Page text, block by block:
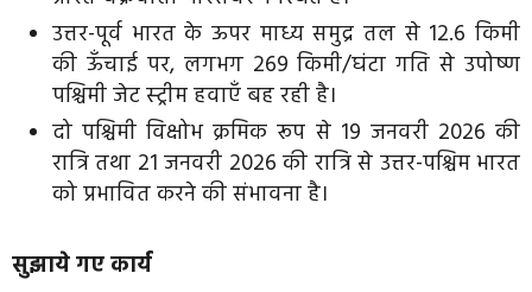
उत्तर-पूर्व भारत के ऊपर माध्य समुद्र तल से 12.6 किमी
की ऊँचाई पर, लगभग 269 किमी/घंटा गति से उपोष्ण
पश्चिमी जेट स्ट्रीम हवाएँ बह रही है।
दो पश्चिमी विक्षोभ क्रमिक रूप से 19 जनवरी 2026 की
रात्रि तथा 21 जनवरी 2026 की रात्रि से उत्तर-पश्चिम भारत
को प्रभावित करने की संभावना है।
सुझाये गए कार्य